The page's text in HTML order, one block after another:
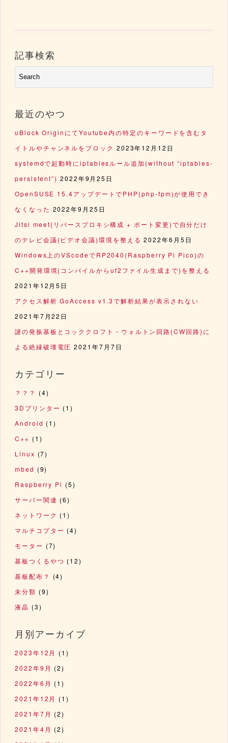
記事検索
最近のやつ
uBlock OriginにてYoutube内の特定のキーワードを含むタ
イトルやチャンネルをブロック 2023年12月12日
systemdで起動時にiptablesルール追加(without “iptables-
persistent”) 2022年9月25日
OpenSUSE 15.4アップデートでPHP(php-fpm)が使用でき
なくなった 2022年9月25日
Jitsi meet(リバースプロキシ構成 + ポート変更)で自分だけ
のテレビ会議(ビデオ会議)環境を整える 2022年6月5日
Windows上のVScodeでRP2040(Raspberry Pi Pico)の
C++開発環境(コンパイルからuf2ファイル生成まで)を整える
2021年12月5日
アクセス解析 GoAccess v1.3で解析結果が表示されない
2021年7月22日
謎の発振基板とコッククロフト・ウォルトン回路(CW回路)に
よる絶縁破壊電圧 2021年7月7日
カテゴリー
？？？
(4)
3Dプリンター (1)
Android (1)
C++ (1)
Linux (7)
mbed (9)
Raspberry Pi (5)
サーバー関連 (6)
ネットワーク (1)
マルチコプター (4)
モーター (7)
基板つくるやつ (12)
基板配布？
(4)
未分類 (9)
液晶 (3)
月別アーカイブ
2023年12月 (1)
2022年9月 (2)
2022年6月 (1)
2021年12月 (1)
2021年7月 (2)
2021年4月 (2)